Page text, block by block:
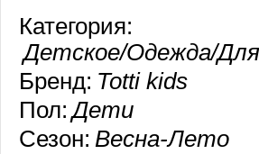
Категория:
Детское/Одежда/Для
Бренд: Totti kids
Пол: Дети
Сезон: Весна-Лето